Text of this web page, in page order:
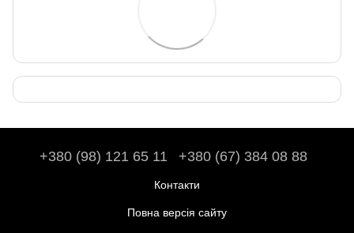
+380 (98) 121 65 11 +380 (67) 384 08 88
Контакти
Повна версія сайту